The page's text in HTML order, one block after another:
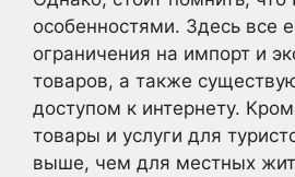
особенностями. Здесь все
ограничения на импорт и
товаров, а также
доступом к интернету.
товары и услуги для
выше, чем для местных